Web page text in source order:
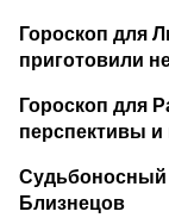
Гороскоп для
приготовили
Гороскоп для
перспективы
Судьбоносный
Близнецов